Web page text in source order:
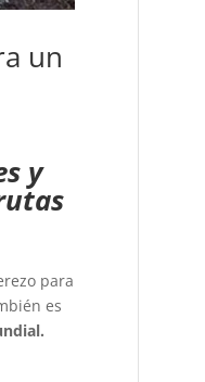
un
y
para
es